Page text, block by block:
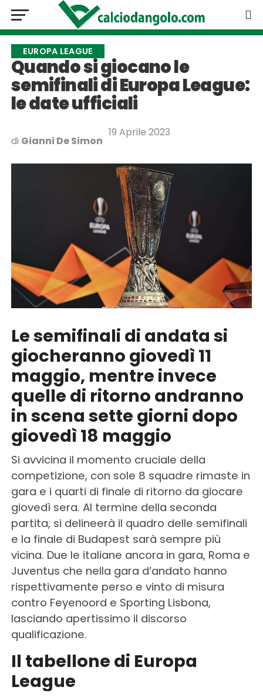
EUROPA LEAGUE
Quando si giocano le
semifinali di Europa League:
le date ufficiali
di Gianni De Simon
19 Aprile 2023
Le semifinali di andata si
giocheranno giovedì 11
maggio, mentre invece
quelle di ritorno andranno
in scena sette giorni dopo
giovedì 18 maggio
Si avvicina il momento cruciale della
competizione, con sole 8 squadre rimaste in
gara e i quarti di finale di ritorno da giocare
giovedì sera. Al termine della seconda
partita, si delineerà il quadro delle semifinali
e la finale di Budapest sarà sempre più
vicina. Due le italiane ancora in gara, Roma e
Juventus che nella gara d’andato hanno
rispettivamente perso e vinto di misura
contro Feyenoord e Sporting Lisbona,
lasciando apertissimo il discorso
qualificazione.
Il tabellone di Europa
League